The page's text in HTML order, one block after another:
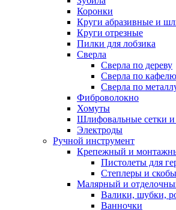
Коронки
Круги абразивные и
Круги отрезные
Пилки для лобзика
Сверла
Сверла по дереву
Сверла по
Сверла по
Фиброволокно
Хомуты
Шлифовальные сетки
Электроды
Ручной инструмент
Крепежный и
Пистолеты для
Степлеры и скобы
Малярный и
Валики, шубки,
Ванночки